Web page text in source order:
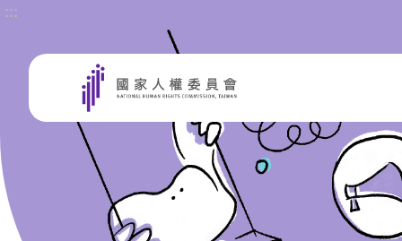
前往主要內容區塊
:::